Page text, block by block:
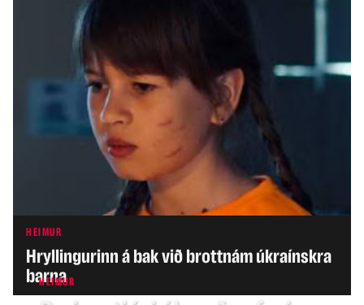
HEIMUR
Hryllingurinn á bak við brottnám úkraínskra
barna
HEIMUR